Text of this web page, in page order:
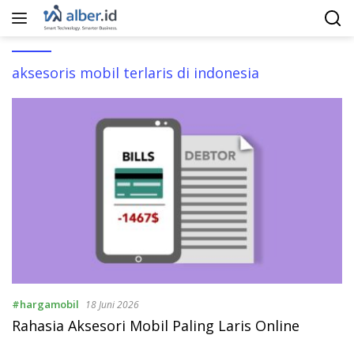
Langsung
aksesoris mobil terlaris di indonesia
#hargamobil 18 Juni 2026
Rahasia Aksesori Mobil Paling Laris Online